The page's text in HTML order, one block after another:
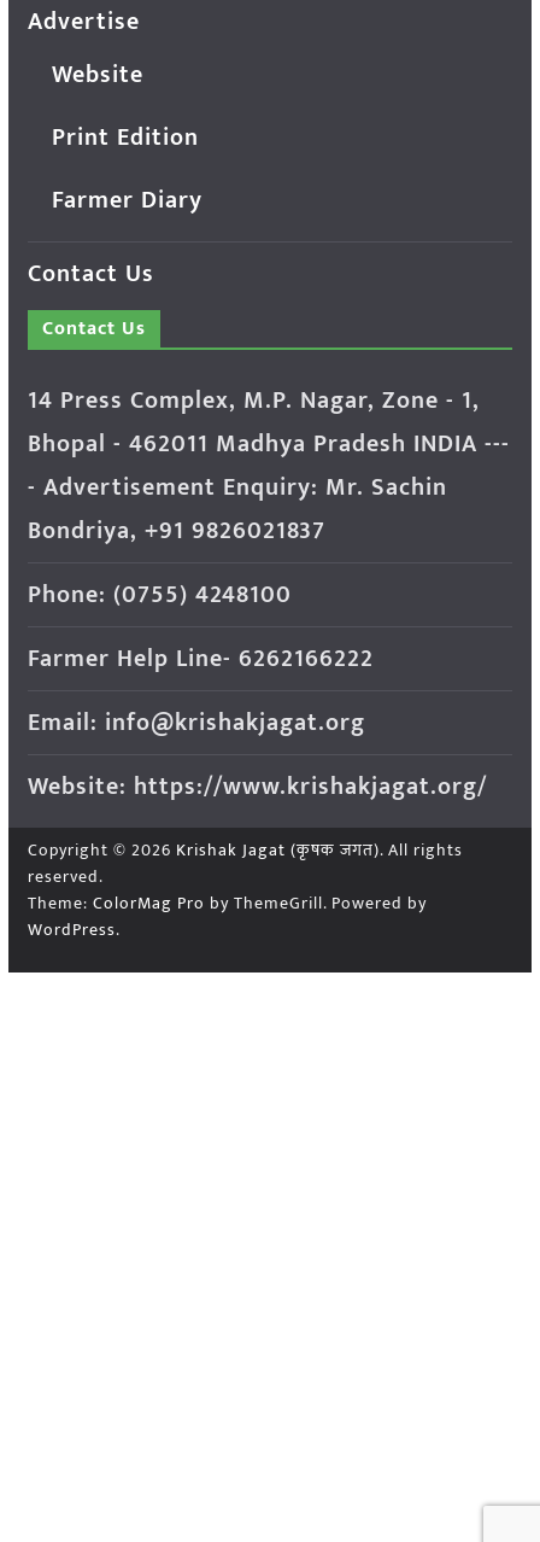
Advertise
Website
Print Edition
Farmer Diary
Contact Us
Contact Us
14 Press Complex, M.P. Nagar, Zone - 1,
Bhopal - 462011 Madhya Pradesh INDIA ---
- Advertisement Enquiry: Mr. Sachin
Bondriya, +91 9826021837
Phone: (0755) 4248100
Farmer Help Line- 6262166222
Email: info@krishakjagat.org
Website: https://www.krishakjagat.org/
Copyright © 2026 Krishak Jagat (कृषक जगत). All rights
reserved.
Theme: ColorMag Pro by ThemeGrill. Powered by
WordPress.